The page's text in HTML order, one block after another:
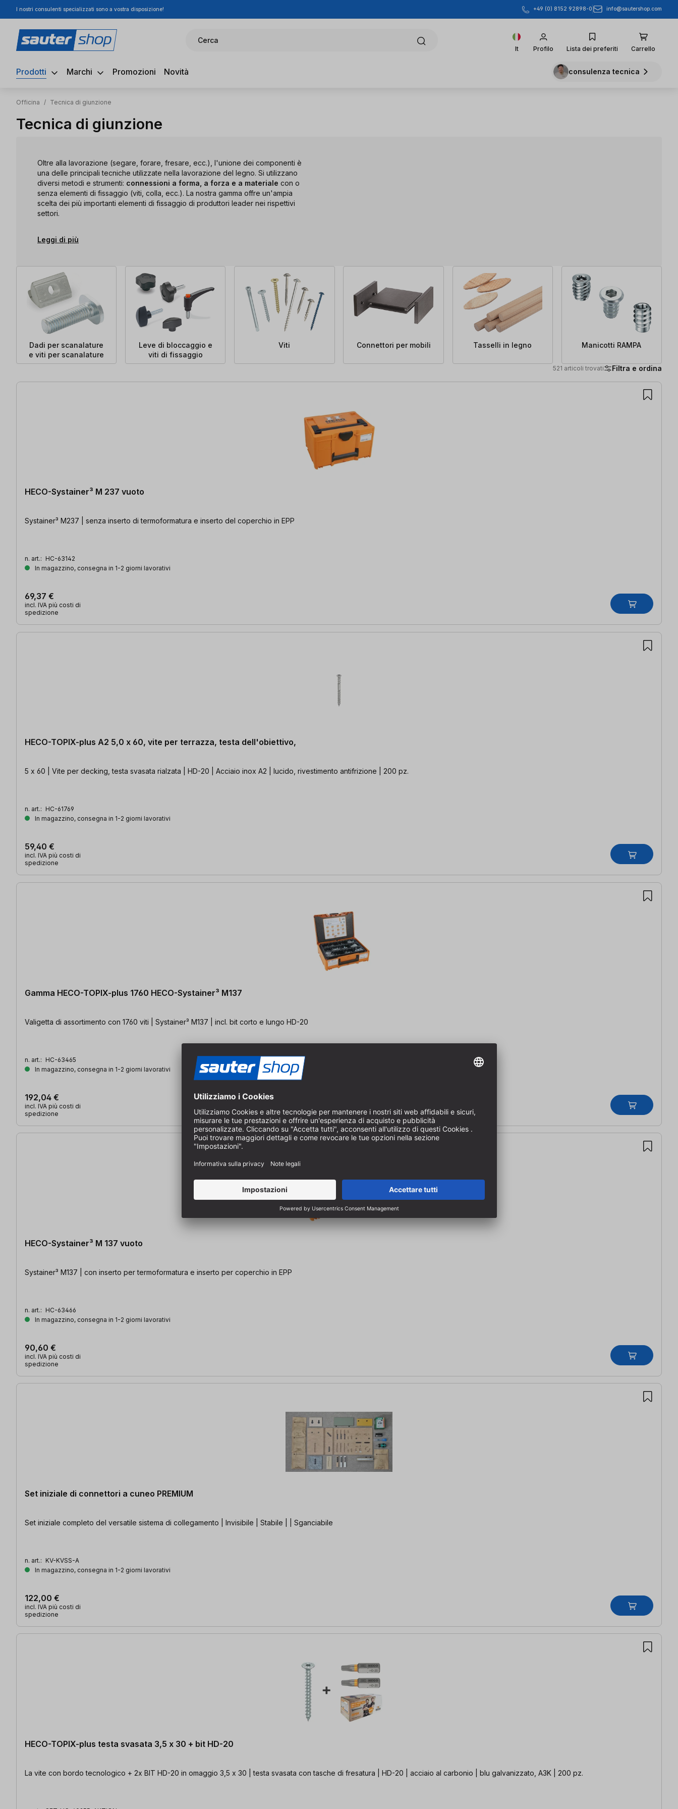
al contenuto principale
Salta alla ricerca
Passa alla navigazione principale
I nostri consulenti specializzati sono a vostra disposizione! +49 (0) 8152 92898-0 info@sautershop.com
Cerca
It Profilo Lista dei preferiti Carrello
Prodotti Marchi Promozioni Novità consulenza tecnica
Officina / Tecnica di giunzione
Tecnica di giunzione
Oltre alla lavorazione (segare, forare, fresare, ecc.), l'unione dei componenti è
una delle principali tecniche utilizzate nella lavorazione del legno. Si utilizzano
diversi metodi e strumenti: connessioni a forma, a forza e a materiale con o
senza elementi di fissaggio (viti, colla, ecc.). La nostra gamma offre un'ampia
scelta dei più importanti elementi di fissaggio di produttori leader nei rispettivi
settori.
Leggi di più
Dadi per scanalature
e viti per scanalature
Leve di bloccaggio e
viti di fissaggio
Viti Connettori per mobili Tasselli in legno Manicotti RAMPA
521 articoli trovati Filtra e ordina
521 articoli trovati
HECO-Systainer³ M 237 vuoto
Systainer³ M237 | senza inserto di termoformatura e inserto del coperchio in EPP
n. art.: HC-63142
In magazzino, consegna in 1-2 giorni lavorativi
69,37 €
incl. IVA più costi di
spedizione
HECO-TOPIX-plus A2 5,0 x 60, vite per terrazza, testa dell'obiettivo,
5 x 60 | Vite per decking, testa svasata rialzata | HD-20 | Acciaio inox A2 | lucido, rivestimento antifrizione | 200 pz.
n. art.: HC-61769
In magazzino, consegna in 1-2 giorni lavorativi
59,40 €
incl. IVA più costi di
spedizione
Gamma HECO-TOPIX-plus 1760 HECO-Systainer³ M137
Valigetta di assortimento con 1760 viti | Systainer³ M137 | incl. bit corto e lungo HD-20
n. art.: HC-63465
In magazzino, consegna in 1-2 giorni lavorativi
192,04 €
incl. IVA più costi di
spedizione
HECO-Systainer³ M 137 vuoto
Systainer³ M137 | con inserto per termoformatura e inserto per coperchio in EPP
n. art.: HC-63466
In magazzino, consegna in 1-2 giorni lavorativi
90,60 €
incl. IVA più costi di
spedizione
Set iniziale di connettori a cuneo PREMIUM
Set iniziale completo del versatile sistema di collegamento | Invisibile | Stabile | | Sganciabile
n. art.: KV-KVSS-A
In magazzino, consegna in 1-2 giorni lavorativi
122,00 €
incl. IVA più costi di
spedizione
HECO-TOPIX-plus testa svasata 3,5 x 30 + bit HD-20
La vite con bordo tecnologico + 2x BIT HD-20 in omaggio 3,5 x 30 | testa svasata con tasche di fresatura | HD-20 | acciaio al carbonio | blu galvanizzato, A3K | 200 pz.